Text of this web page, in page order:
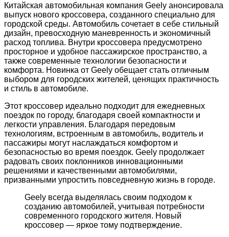
Китайская автомобильная компания Geely анонсировала
выпуск нового кроссовера, созданного специально для
городской среды. Автомобиль сочетает в себе стильный
дизайн, превосходную маневренность и экономичный
расход топлива. Внутри кроссовера предусмотрено
просторное и удобное пассажирское пространство, а
также современные технологии безопасности и
комфорта. Новинка от Geely обещает стать отличным
выбором для городских жителей, ценящих практичность
и стиль в автомобиле.
Этот кроссовер идеально подходит для ежедневных
поездок по городу, благодаря своей компактности и
легкости управления. Благодаря передовым
технологиям, встроенным в автомобиль, водитель и
пассажиры могут наслаждаться комфортом и
безопасностью во время поездок. Geely продолжает
радовать своих поклонников инновационными
решениями и качественными автомобилями,
призванными упростить повседневную жизнь в городе.
Geely всегда выделялась своим подходом к
созданию автомобилей, учитывая потребности
современного городского жителя. Новый
кроссовер — яркое тому подтверждение.